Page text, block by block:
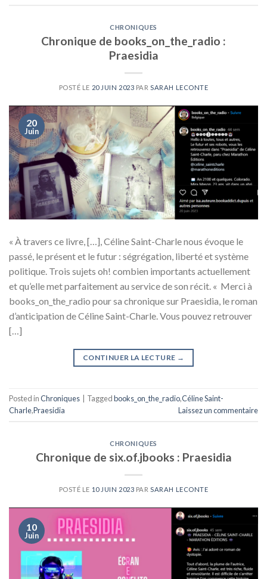
CHRONIQUES
Chronique de books_on_the_radio :
Praesidia
POSTÉ LE 20 JUIN 2023 PARSARAH LECONTE
20
Juin
« À travers ce livre, […], Céline Saint-Charle nous évoque le
passé, le présent et le futur : ségrégation, liberté et système
politique. Trois sujets oh! combien importants actuellement
et qu’elle met parfaitement au service de son récit. « Merci à
books_on_the_radio pour sa chronique sur Praesidia, le roman
d’anticipation de Céline Saint-Charle. Vous pouvez retrouver
[…]
CONTINUER LA LECTURE →
Posted inChroniques Taggedbooks_on_the_radio,Céline Saint-
Charle,Praesidia Laissez un commentaire
CHRONIQUES
Chronique de six.of.jbooks : Praesidia
POSTÉ LE 10 JUIN 2023 PAR SARAH LECONTE
10
Juin